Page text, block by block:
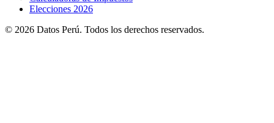
Elecciones 2026
© 2026 Datos Perú. Todos los derechos reservados.